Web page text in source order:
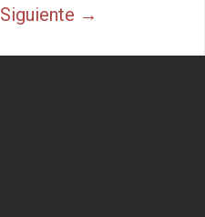
Siguiente →